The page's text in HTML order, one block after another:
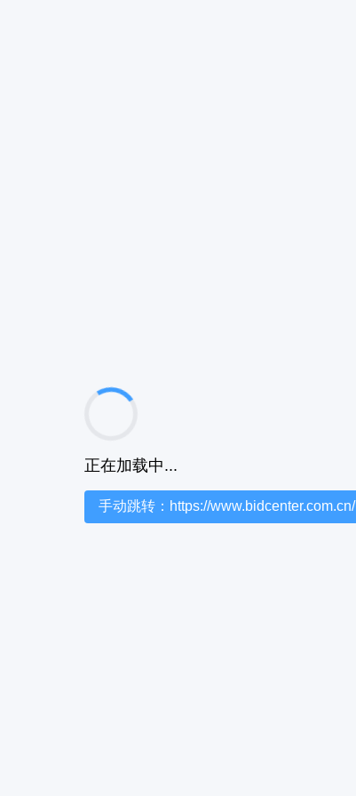
正在加载中...
手动跳转：https://www.bidcenter.com.cn/